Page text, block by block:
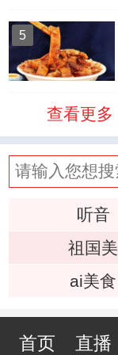
5
查看更多
听音
祖国美
ai美食
首页 直播